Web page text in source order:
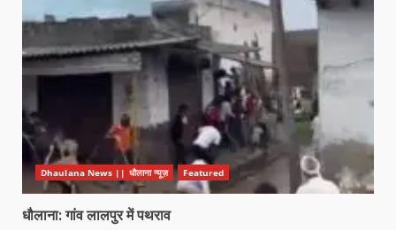
Dhaulana News || धौलाना न्यूज़ Featured
धौलाना: गांव लालपुर में पथराव